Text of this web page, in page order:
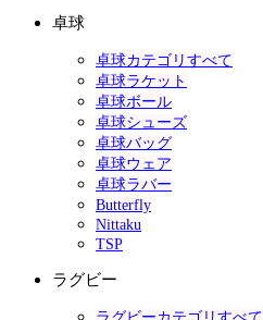
卓球
卓球カテゴリすべて
卓球ラケット
卓球ボール
卓球シューズ
卓球バッグ
卓球ウェア
卓球ラバー
Butterfly
Nittaku
TSP
ラグビー